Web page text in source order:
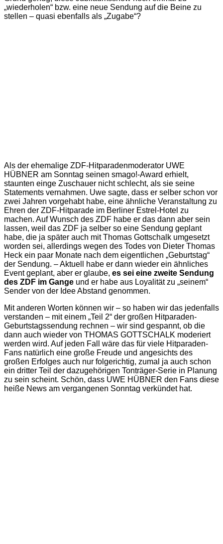
„wiederholen“ bzw. eine neue Sendung auf die Beine zu
stellen – quasi ebenfalls als „Zugabe“?
Als der ehemalige ZDF-Hitparadenmoderator UWE
HÜBNER am Sonntag seinen smago!-Award erhielt,
staunten einge Zuschauer nicht schlecht, als sie seine
Statements vernahmen. Uwe sagte, dass er selber schon vor
zwei Jahren vorgehabt habe, eine ähnliche Veranstaltung zu
Ehren der ZDF-Hitparade im Berliner Estrel-Hotel zu
machen. Auf Wunsch des ZDF habe er das dann aber sein
lassen, weil das ZDF ja selber so eine Sendung geplant
habe, die ja später auch mit Thomas Gottschalk umgesetzt
worden sei, allerdings wegen des Todes von Dieter Thomas
Heck ein paar Monate nach dem eigentlichen „Geburtstag“
der Sendung. – Aktuell habe er dann wieder ein ähnliches
Event geplant, aber er glaube, es sei eine zweite Sendung
des ZDF im Gange und er habe aus Loyalität zu „seinem“
Sender von der Idee Abstand genommen.
Mit anderen Worten können wir – so haben wir das jedenfalls
verstanden – mit einem „Teil 2“ der großen Hitparaden-
Geburtstagssendung rechnen – wir sind gespannt, ob die
dann auch wieder von THOMAS GOTTSCHALK moderiert
werden wird. Auf jeden Fall wäre das für viele Hitparaden-
Fans natürlich eine große Freude und angesichts des
großen Erfolges auch nur folgerichtig, zumal ja auch schon
ein dritter Teil der dazugehörigen Tonträger-Serie in Planung
zu sein scheint. Schön, dass UWE HÜBNER den Fans diese
heiße News am vergangenen Sonntag verkündet hat.